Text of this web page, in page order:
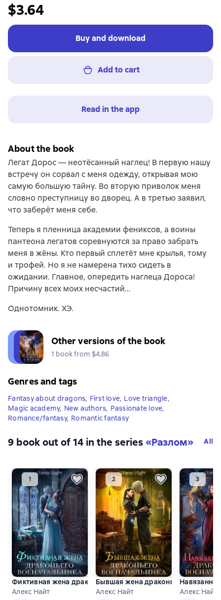
$3.64
Buy and download
Add to cart
Read in the app
About the book
Легат Дорос — неотёсанный наглец! В первую нашу
встречу он сорвал с меня одежду, открывая мою
самую большую тайну. Во вторую приволок меня
словно преступницу во дворец. А в третью заявил,
что заберёт меня себе.
Теперь я пленница академии фениксов, а воины
пантеона легатов соревнуются за право забрать
меня в жёны. Кто первый сплетёт мне крылья, тому
и трофей. Но я не намерена тихо сидеть в
ожидании. Главное, опередить наглеца Дороса!
Причину всех моих несчастий...
Однотомник. ХЭ.
Other versions of the book
1 book from $4.86
Genres and tags
Fantasy about dragons, First love, Love triangle,
Magic academy, New authors, Passionate love,
Romance/fantasy, Romantic fantasy
9 book out of 14 in the series«Разлом» All
Фиктивная жена драконьего военачальника
Алекс Найт
Бывшая жена драконьего
Алекс Найт
Алекс Найт